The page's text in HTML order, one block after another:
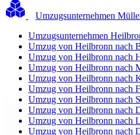
Umzugsunternehmen
Umzugsunternehmen
Umzug von Heilbronn nach
Umzug von Heilbronn nach
Umzug von Heilbronn nach
Umzug von Heilbronn nach
Umzug von Heilbronn nach
Umzug von Heilbronn nach
Umzug von Heilbronn nach
Umzug von Heilbronn nach
Umzug von Heilbronn nach